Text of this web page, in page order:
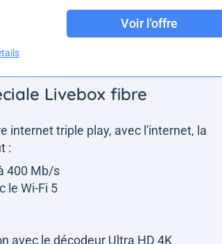
Voir l'offre
Livebox fibre
internet triple play, avec l'internet, la
:
400 Mb/s
le Wi-Fi 5
avec le décodeur Ultra HD 4K